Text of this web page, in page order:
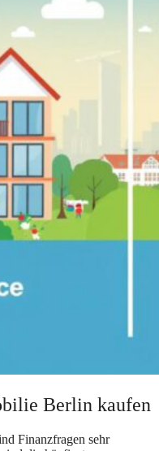
Berlin kaufen
Finanzfragen sehr